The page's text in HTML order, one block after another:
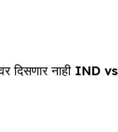
नाही IND vs